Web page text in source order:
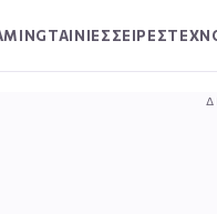
ΤΑΙΝΙΕΣΣΕΙΡΕΣ